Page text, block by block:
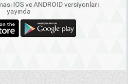
IOS ve ANDROID versiyonları
yayında